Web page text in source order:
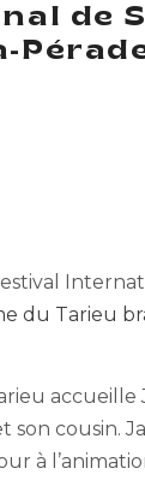
de
du Tarieu
accueille
son cousin.
à